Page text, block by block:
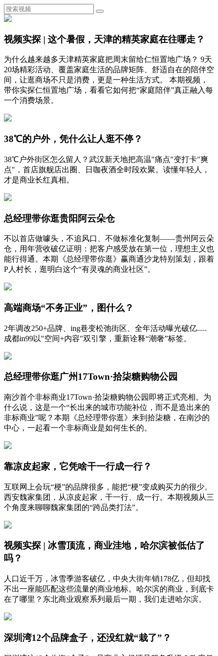
视频实探 | 这个暑假，天津的精英家庭在往哪走？
为什么越来越多天津精英家庭把周末留给仁恒置地广场？ 9天
20场精彩活动、覆盖家庭生活的品牌矩阵、舒适自在的陪伴空
间，让逛商场不只是消费，更是一种生活方式。 本期视频，
带你实探仁恒置地广场，看看它如何把“家庭陪伴”真正融入每
一个消费场景。
38℃的户外，凭什么让人逛不停？
38℃户外街区怎么留人？武汉新天地把高温"痛点"变打卡"爽
点"，首店旗舰店出圈、日咖夜酒全时段欢聚。读懂年轻人，
才是商业长红真相。
总经理带你逛贵阳阿云朵仓
不以首店做噱头，不追风口、不做标准化复制——贵州阿云朵
仓，用年营收破亿证明：把客户感受放在第一位，理想主义也
能行得通。本期《总经理带你逛》赢商通沙龙特别策划，跟着
P人村长，逛明白这个“有灵魂的商业社区”。
高端商场“不务正业”，图什么？
2年调改250+品牌、ing巷变松弛街区、全年活动曝光破亿.....
成都in99以"空间+内容"双引擎，重新诠释“潮奢”标签。
总经理带你逛广州17Town·拾柒糖购物公园
南沙首个非标商业17Town·拾柒糖购物公园即将正式亮相。为
什么说，这是一个“长出来的城市功能补位，而不是造出来的
非标商业”呢？本期《总经理带你逛》来到拾柒糖，在南沙的
中心，一起看一个非标商业是如何生长的。
靠凉皮起家，它凭啥干一行成一行？
互联网上会玩“梗”的品牌很多，能把“梗”变成购买力的很少。
西安魏家集团，从凉皮起家，干一行、成一行。本期视频从三
个角度来聊聊魏家集团的“跨品类打法”。
视频实探 | 冰雪顶流，商业洼地，哈尔滨被低估了
吗？
人口近千万，冰雪季游客破亿，中央大街年销178亿，但却找
不出一座能匹配这些流量的商业地标。哈尔滨的商业，到底卡
在了哪里？东北商业观察系列最后一期，我们走进哈尔滨。
深圳湾12个品牌盒子，还没红就“栽了”？